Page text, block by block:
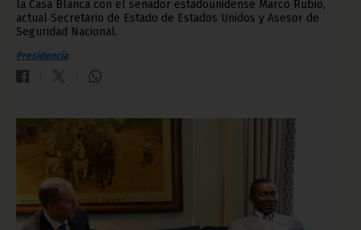
la Casa Blanca con el senador estadounidense Marco Rubio,
actual Secretario de Estado de Estados Unidos y Asesor de
Seguridad Nacional.
Presidencia